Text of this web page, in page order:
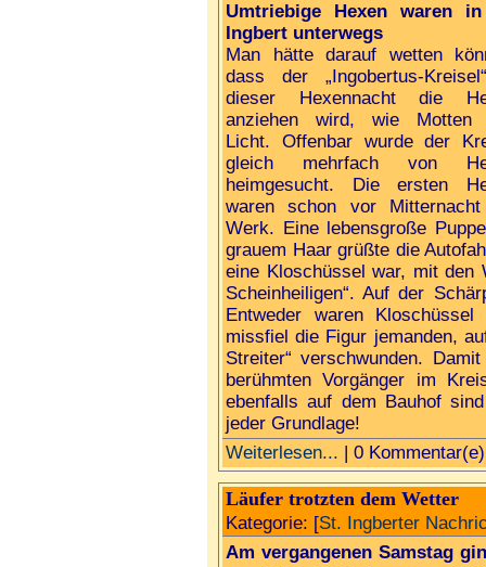
Umtriebige Hexen waren
Ingbert unterwegs
Man hätte darauf wetten
dass der „Ingobertus-
dieser Hexennacht die
anziehen wird, wie Motten
Licht. Offenbar wurde der
gleich mehrfach von
heimgesucht. Die ersten
waren schon vor
Werk. Eine lebensgroße
grauem Haar grüßte die
eine Kloschüssel war, mit den
Scheinheiligen“. Auf der
Entweder waren
missfiel die Figur jemanden,
Streiter“ verschwunden.
berühmten Vorgänger im
ebenfalls auf dem Bauhof
jeder Grundlage!
Weiterlesen... | 0 Kommentar(e)
Läufer trotzten dem Wetter
Kategorie: [St. Ingberter
Am vergangenen Samstag